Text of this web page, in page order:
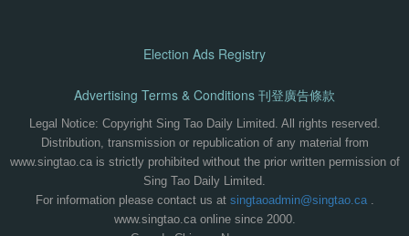
Election Ads Registry
Advertising Terms & Conditions 刊登廣告條款
Legal Notice: Copyright Sing Tao Daily Limited. All rights reserved.
Distribution, transmission or republication of any material from
www.singtao.ca is strictly prohibited without the prior written permission of
Sing Tao Daily Limited.
For information please contact us at singtaoadmin@singtao.ca.
www.singtao.ca online since 2000.